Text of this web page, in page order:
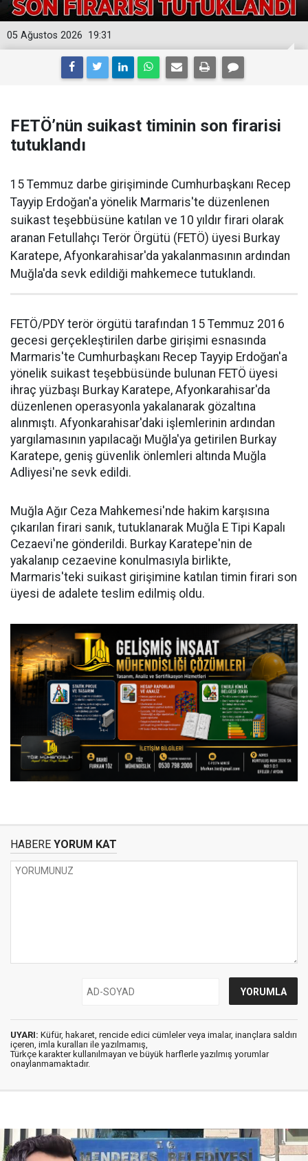
19:31
05 Ağustos 2026
FETÖ’nün suikast timinin son firarisi
tutuklandı
15 Temmuz darbe girişiminde Cumhurbaşkanı Recep
Tayyip Erdoğan'a yönelik Marmaris'te düzenlenen
suikast teşebbüsüne katılan ve 10 yıldır firari olarak
aranan Fetullahçı Terör Örgütü (FETÖ) üyesi Burkay
Karatepe, Afyonkarahisar'da yakalanmasının ardından
Muğla'da sevk edildiği mahkemece tutuklandı.
FETÖ/PDY terör örgütü tarafından 15 Temmuz 2016
gecesi gerçekleştirilen darbe girişimi esnasında
Marmaris'te Cumhurbaşkanı Recep Tayyip Erdoğan'a
yönelik suikast teşebbüsünde bulunan FETÖ üyesi
ihraç yüzbaşı Burkay Karatepe, Afyonkarahisar'da
düzenlenen operasyonla yakalanarak gözaltına
alınmıştı. Afyonkarahisar'daki işlemlerinin ardından
yargılamasının yapılacağı Muğla'ya getirilen Burkay
Karatepe, geniş güvenlik önlemleri altında Muğla
Adliyesi'ne sevk edildi.
Muğla Ağır Ceza Mahkemesi'nde hakim karşısına
çıkarılan firari sanık, tutuklanarak Muğla E Tipi Kapalı
Cezaevi'ne gönderildi. Burkay Karatepe'nin de
yakalanıp cezaevine konulmasıyla birlikte,
Marmaris'teki suikast girişimine katılan timin firari son
üyesi de adalete teslim edilmiş oldu.
HABERE YORUM KAT
UYARI: Küfür, hakaret, rencide edici cümleler veya imalar, inançlara saldırı
içeren, imla kuralları ile yazılmamış,
Türkçe karakter kullanılmayan ve büyük harflerle yazılmış yorumlar
onaylanmamaktadır.